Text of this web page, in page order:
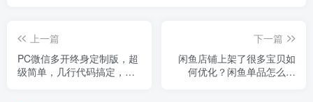
上一篇
PC微信多开终身定制版，超
级简单，几行代码搞定，永
下一篇
闲鱼店铺上架了很多宝贝如
何优化？闲鱼单品怎么优